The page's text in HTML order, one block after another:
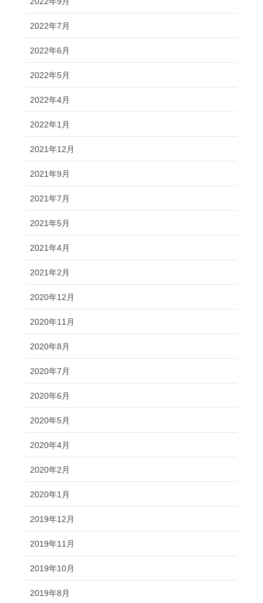
2022年7月
2022年6月
2022年5月
2022年4月
2022年1月
2021年12月
2021年9月
2021年7月
2021年5月
2021年4月
2021年2月
2020年12月
2020年11月
2020年8月
2020年7月
2020年6月
2020年5月
2020年4月
2020年2月
2020年1月
2019年12月
2019年11月
2019年10月
2019年8月